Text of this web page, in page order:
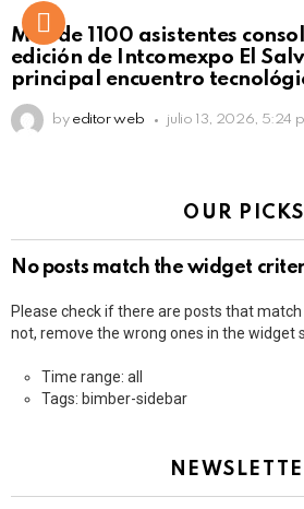
Más de 1100 asistentes
edición de Intcomexpo El
principal encuentro
by editor web julio 13, 2026, 5:24
OUR PICKS
No posts match the widget
Please check if there are posts that
not, remove the wrong ones in the widget
Time range: all
Tags: bimber-sidebar